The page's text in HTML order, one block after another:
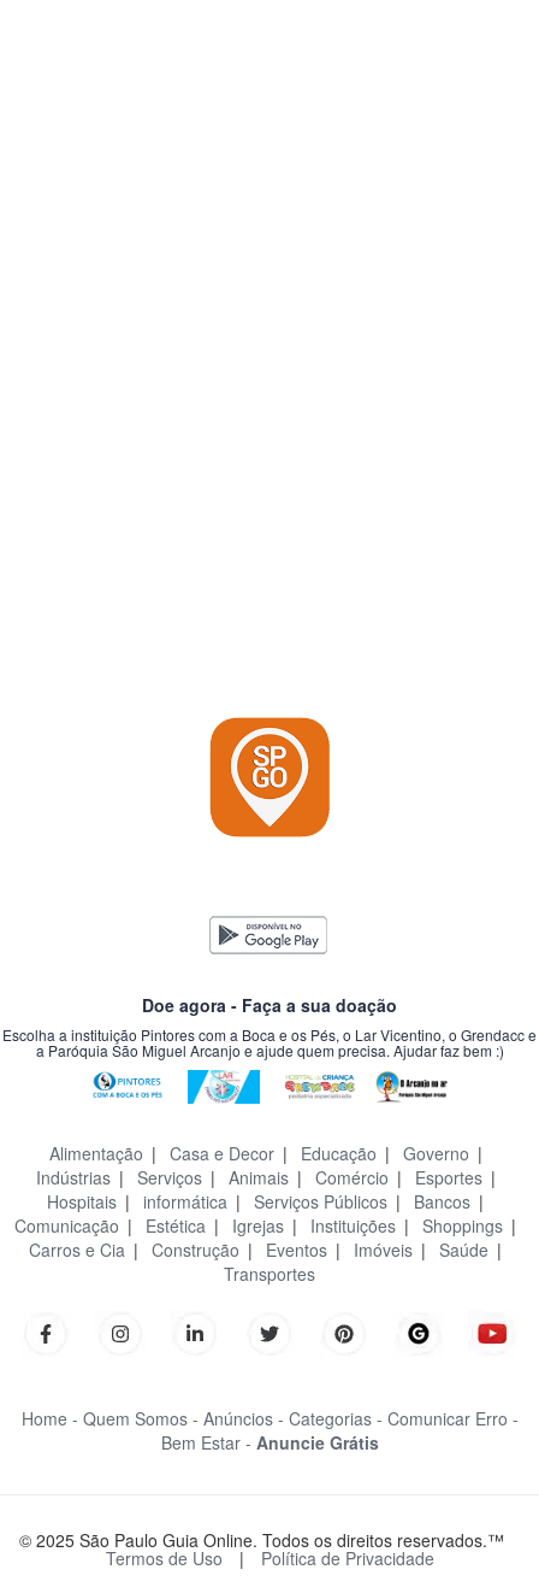
Doe agora - Faça a sua doação
Escolha a instituição Pintores com a Boca e os Pés, o Lar Vicentino, o Grendacc e
a Paróquia São Miguel Arcanjo e ajude quem precisa. Ajudar faz bem :)
Alimentação | Casa e Decor| Educação | Governo |
Indústrias| Serviços| Animais| Comércio | Esportes|
Hospitais | informática | Serviços Públicos | Bancos |
Comunicação | Estética | Igrejas | Instituições | Shoppings |
Carros e Cia | Construção | Eventos | Imóveis | Saúde |
Transportes
Home - Quem Somos - Anúncios - Categorias - Comunicar Erro -
Bem Estar - Anuncie Grátis
© 2025 São Paulo Guia Online. Todos os direitos reservados.™
Termos de Uso | Política de Privacidade